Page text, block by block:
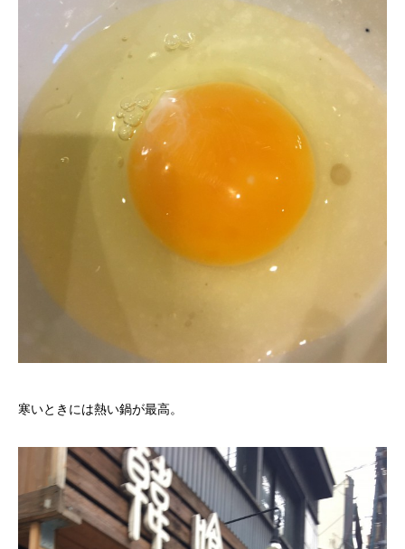
寒いときには熱い鍋が最高。